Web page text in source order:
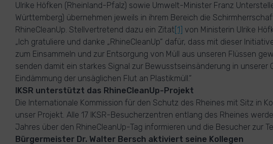
Ulrike Höfken (Rheinland-Pfalz) sowie Umwelt-Minister Franz
Württemberg) übernehmen jeweils in ihrem Bereich die
RhineCleanUp. Stellvertretend dazu ein Zitat[1] von Ministerin Ulrike
„Ich gratuliere und danke „RhineCleanUp“ dafür, dass mit dieser
zum Einsammeln und zur Entsorgung von Müll aus unseren Flüssen
senden damit ein starkes Signal zur Bewusstseinsänderung in unserer
Eindämmung der unsäglichen Flut an Plastikmüll.“
IKSR unterstützt das RhineCleanUp-Projekt
Die Internationale Kommission für den Schutz des Rheines mit Sitz in
unser Projekt. Alle 17 IKSR-Besucherzentren entlang des Rheines
Jahres über den RhineCleanUp-Tag informieren und die Besucher zur
Bürgermeister Dr. Walter Bersch aktiviert seine Kollegen